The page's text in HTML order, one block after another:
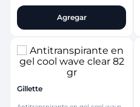
Agregar
Gillette